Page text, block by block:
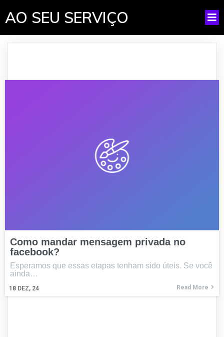
AO SEU SERVIÇO
Como mandar mensagem privada no
facebook?
18 DEZ, 24
Esperamos que essas etapas tenham sido úteis. Se você
ainda…
Read More